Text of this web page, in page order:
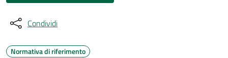
Condividi
Normativa di riferimento